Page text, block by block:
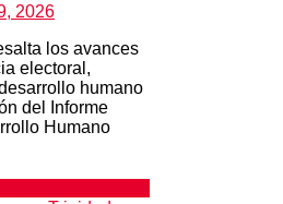
2026
los avances
electoral,
humano
del Informe
Humano